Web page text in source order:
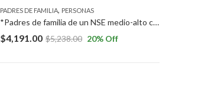
PADRES DE FAMILIA, PERSONAS
*Padres de familia de un NSE medio-alto con hijos en 3ro de secundaria y 3ro de preparatoria en la ZMG.
$4,191.00 $5,238.00 20% Off